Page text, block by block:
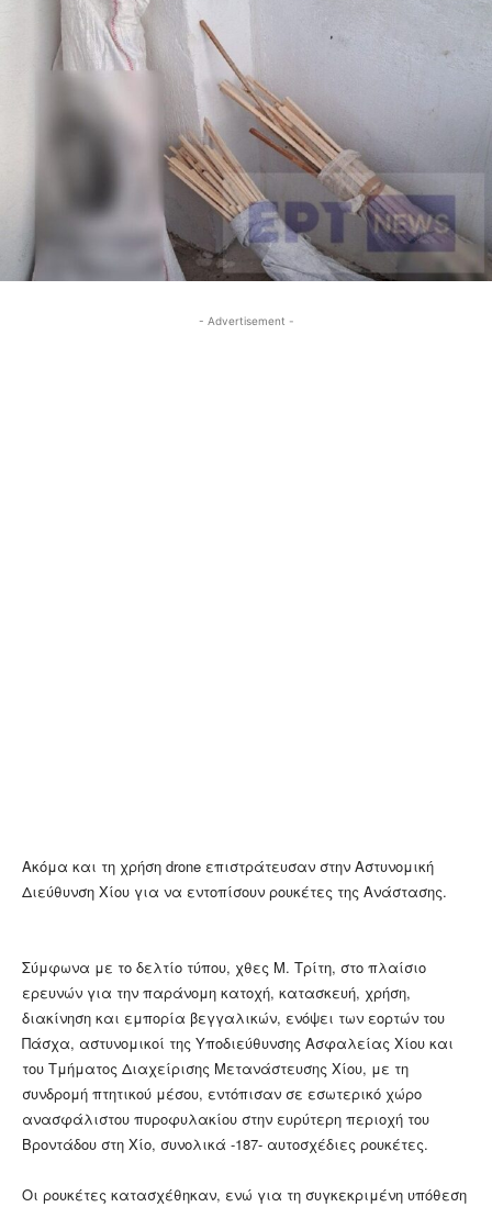
- Advertisement -
Ακόμα και τη χρήση drone επιστράτευσαν στην Αστυνομική
Διεύθυνση Χίου για να εντοπίσουν ρουκέτες της Ανάστασης.
Σύμφωνα με το δελτίο τύπου, χθες Μ. Τρίτη, στο πλαίσιο
ερευνών για την παράνομη κατοχή, κατασκευή, χρήση,
διακίνηση και εμπορία βεγγαλικών, ενόψει των εορτών του
Πάσχα, αστυνομικοί της Υποδιεύθυνσης Ασφαλείας Χίου και
του Τμήματος Διαχείρισης Μετανάστευσης Χίου, με τη
συνδρομή πτητικού μέσου, εντόπισαν σε εσωτερικό χώρο
ανασφάλιστου πυροφυλακίου στην ευρύτερη περιοχή του
Βροντάδου στη Χίο, συνολικά -187- αυτοσχέδιες ρουκέτες.
Οι ρουκέτες κατασχέθηκαν, ενώ για τη συγκεκριμένη υπόθεση